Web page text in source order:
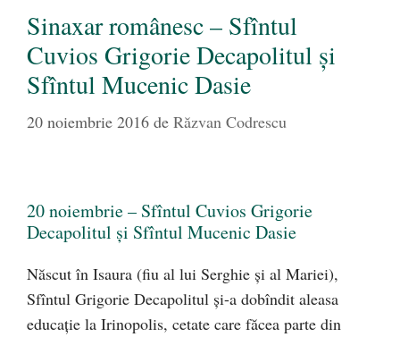
Sinaxar românesc – Sfîntul
Cuvios Grigorie Decapolitul și
Sfîntul Mucenic Dasie
20 noiembrie 2016 de Răzvan Codrescu
20 noiembrie – Sfîntul Cuvios Grigorie
Decapolitul și Sfîntul Mucenic Dasie
Născut în Isaura (fiu al lui Serghie și al Mariei),
Sfîntul Grigorie Decapolitul și-a dobîndit aleasa
educație la Irinopolis, cetate care făcea parte din